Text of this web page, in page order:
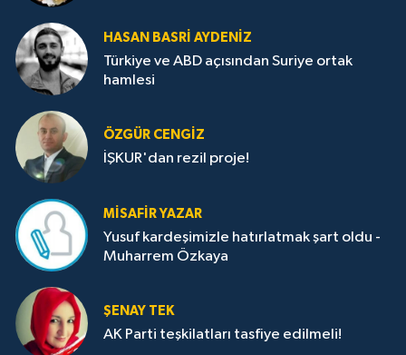
HASAN BASRI AYDENIZ
Türkiye ve ABD açısından Suriye ortak
hamlesi
ÖZGÜR CENGIZ
İŞKUR'dan rezil proje!
MISAFIR YAZAR
Yusuf kardeşimizle hatırlatmak şart oldu -
Muharrem Özkaya
ŞENAY TEK
AK Parti teşkilatları tasfiye edilmeli!